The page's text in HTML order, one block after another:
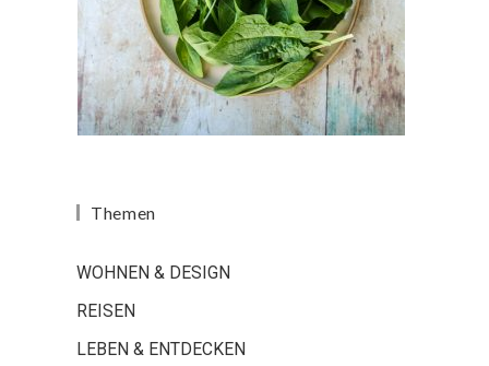
Themen
WOHNEN & DESIGN
REISEN
LEBEN & ENTDECKEN